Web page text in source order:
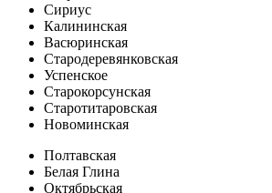
Сириус
Калининская
Васюринская
Стародеревянковская
Успенское
Старокорсунская
Старотитаровская
Новоминская
Полтавская
Белая Глина
Октябрьская